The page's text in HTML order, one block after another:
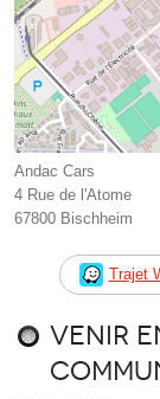
Andac Cars
4 Rue de l'Atome
67800 Bischheim
Trajet
Venir